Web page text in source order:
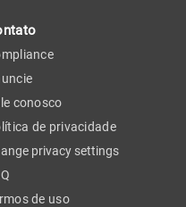
conosco
de privacidade
privacy settings
de uso